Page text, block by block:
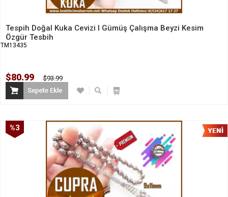
Tespih Doğal Kuka Cevizi I Gümüş Çalışma Beyzi Kesim
Özgür Tesbih
TM13435
$80.99 $93.99
%3